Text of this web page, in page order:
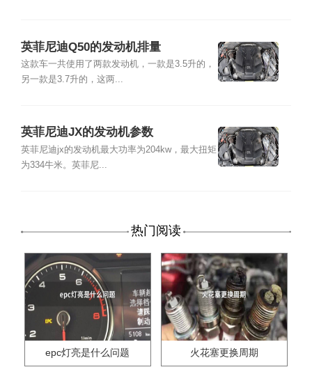
英菲尼迪Q50的发动机排量
这款车一共使用了两款发动机，一款是3.5升的，
另一款是3.7升的，这两...
英菲尼迪JX的发动机参数
英菲尼迪jx的发动机最大功率为204kw，最大扭矩
为334牛米。英菲尼...
热门阅读
epc灯亮是什么问题 火花塞更换周期